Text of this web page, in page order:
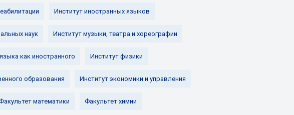
Институт иностранных языков
наук Институт музыки, театра и хореографии
как иностранного Институт физики
образования Институт экономики и управления
математики Факультет химии